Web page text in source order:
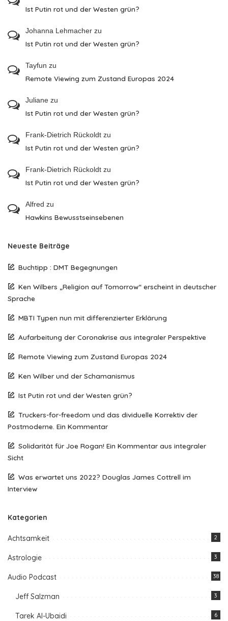
Ist Putin rot und der Westen grün?
Johanna Lehmacher zu
Ist Putin rot und der Westen grün?
Tayfun zu
Remote Viewing zum Zustand Europas 2024
Juliane zu
Ist Putin rot und der Westen grün?
Frank-Dietrich Rückoldt zu
Ist Putin rot und der Westen grün?
Frank-Dietrich Rückoldt zu
Ist Putin rot und der Westen grün?
Alfred zu
Hawkins Bewusstseinsebenen
Neueste Beiträge
Buchtipp : DMT Begegnungen
Ken Wilbers „Religion auf Tomorrow“ erscheint in deutscher
Sprache
MBTI Typen nun mit differenzierter Erklärung
Aufarbeitung der Coronakrise aus integraler Perspektive
Remote Viewing zum Zustand Europas 2024
Ken Wilber und der Schamanismus
Ist Putin rot und der Westen grün?
Truckers-for-freedom und das dividuelle Korrektiv der
Postmoderne. Ein Kommentar
Solidarität für Joe Rogan! Ein Kommentar aus integraler
Sicht
Was erwartet uns 2022? Douglas James Cottrell im
Interview
Kategorien
Achtsamkeit 2
Astrologie 3
Audio Podcast 38
Jeff Salzman 3
Tarek Al-Ubaidi 6